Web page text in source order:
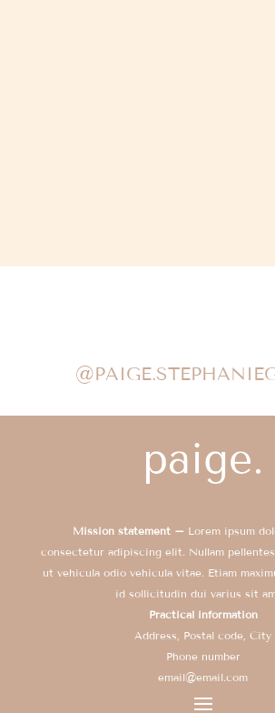
Mission statement – Lorem ipsum
consectetur adipiscing elit. Nullam
ut vehicula odio vehicula vitae. Etiam
id sollicitudin dui varius sit
Practical information
Address, Postal code, City
Phone number
email@email.com